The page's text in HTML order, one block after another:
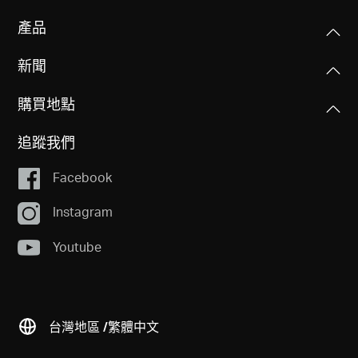
產品
新聞
購買地點
追蹤我們
Facebook
Instagram
Youtube
台灣地區 /繁體中文